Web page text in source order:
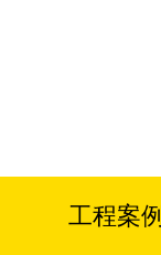
工程案例